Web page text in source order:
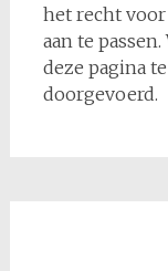
het recht
aan te
deze pagina
doorgevoerd.